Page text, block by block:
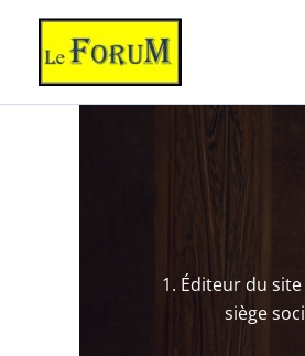
contenu
1. Éditeur du
siège